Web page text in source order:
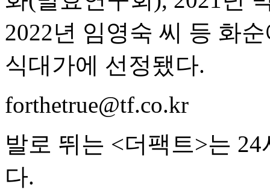
2022년 임영숙 씨 등 화
식대가에 선정됐다.
forthetrue@tf.co.kr
발로 뛰는 <더팩트>는
다.